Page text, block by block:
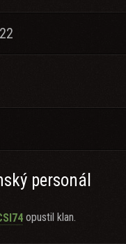
personál
opustil klan.